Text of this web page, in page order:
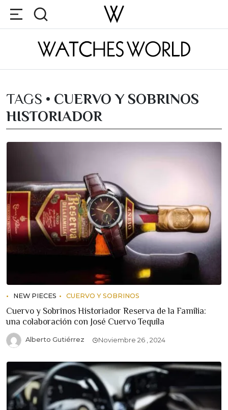
TAGS • CUERVO Y SOBRINOS
HISTORIADOR
NEW PIECES CUERVO Y SOBRINOS
Cuervo y Sobrinos Historiador Reserva de la Familia:
una colaboración con José Cuervo Tequila
Alberto Gutiérrez Noviembre 26 , 2024